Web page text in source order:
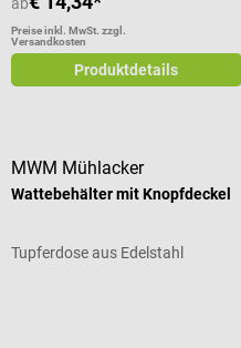
hohe Hautverträglichkeit Mit
integriertem Schwammapplikator
zur gezielten Anwendung Optimal
DermaPurge nano-ex
Hautreinigungsmittel
Preise inkl. MwSt. zzgl.
Versandkosten
Produktdetails
MWM Mühlacker
Wattebehälter mit Knopfdeckel
Tupferdose aus Edelstahl